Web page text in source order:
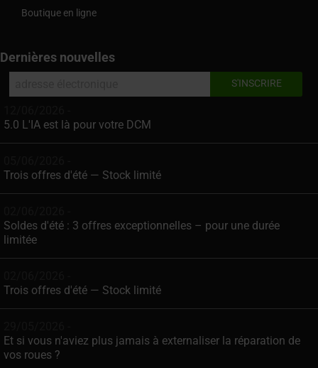
Boutique en ligne
Dernières nouvelles
5.0 L'IA est là pour votre DCM
Trois offres d'été — Stock limité
Soldes d'été : 3 offres exceptionnelles – pour une durée
limitée
Trois offres d'été — Stock limité
Et si vous n'aviez plus jamais à externaliser la réparation de
vos roues ?